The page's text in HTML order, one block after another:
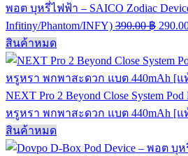
พอต บุหรี่ไฟฟ้า – SAICO Zodiac
Infitiny/Phantom/INFY) 390.00฿
สินค้าหมด
NEXT Pro 2 Beyond Close System
หรูหรา พกพาสะดวก แบต 440mAh [แ
สินค้าหมด